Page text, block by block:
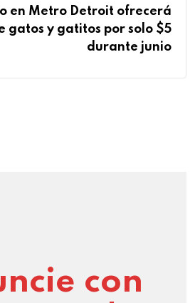
en Metro Detroit ofrecerá
gatos y gatitos por solo $5
durante junio
con